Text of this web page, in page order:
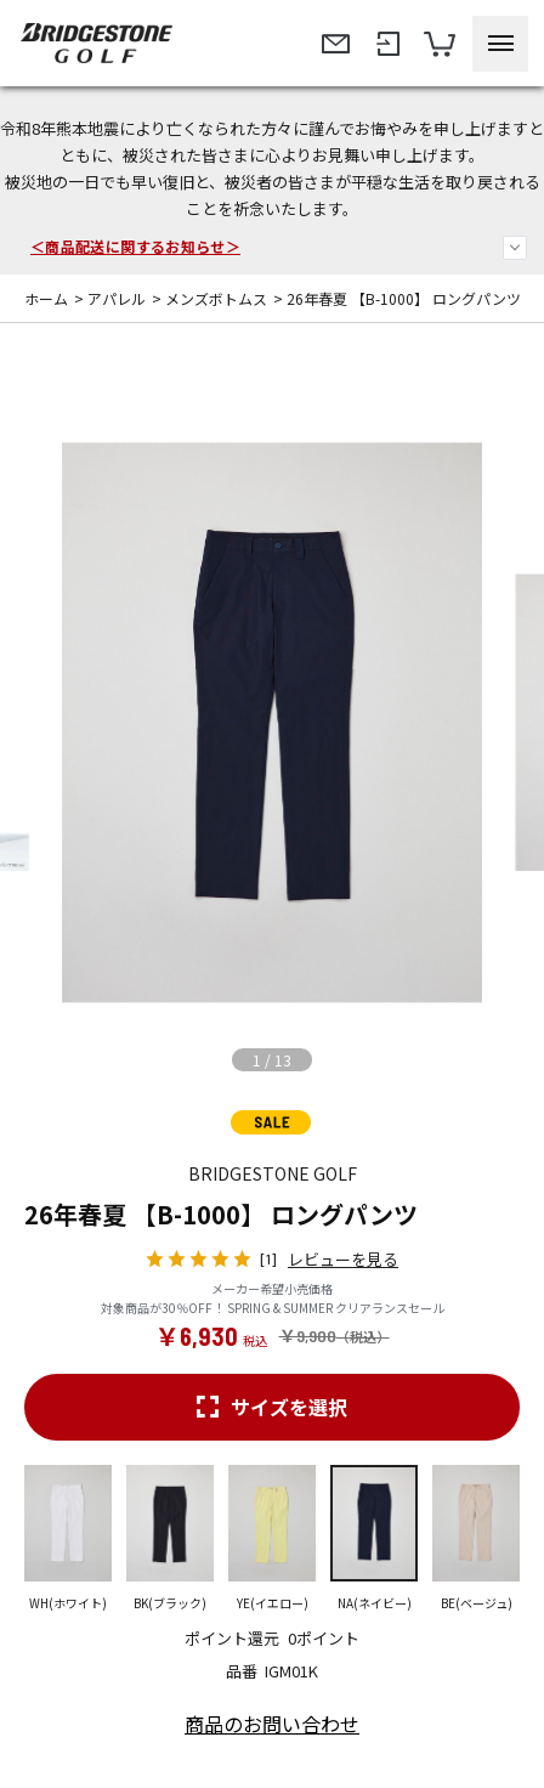
令和8年熊本地震により亡くなられた方々に謹んでお悔やみを申し上げますと
ともに、被災された皆さまに心よりお見舞い申し上げます。
被災地の一日でも早い復旧と、被災者の皆さまが平穏な生活を取り戻される
ことを祈念いたします。
今なら新規会員登録で1,000円OFFクーポンプレゼント！
＜商品配送に関するお知らせ＞
＜夏季休暇中のご注文・発送・お問い合わせ＞
ホーム > アパレル > メンズボトムス > 26年春夏 【B-1000】 ロングパンツ
1 / 13
BRIDGESTONE GOLF
26年春夏 【B-1000】 ロングパンツ
[1] レビューを見る
メーカー希望小売価格
対象商品が30％OFF！ SPRING & SUMMER クリアランスセール
￥9,900
￥6,930
品番 IGM01K
ポイント還元 0ポイント
サイズを選択
WH(ホワイト) BK(ブラック) YE(イエロー) NA(ネイビー) BE(ベージュ)
商品のお問い合わせ